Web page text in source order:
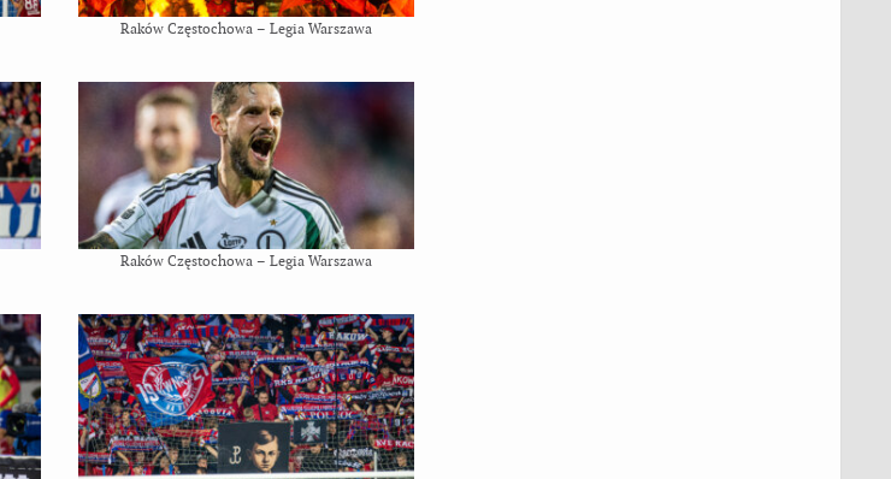
Raków Częstochowa – Legia Warszawa
Raków Częstochowa – Legia Warszawa